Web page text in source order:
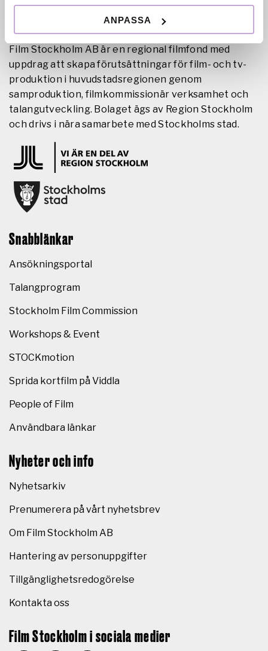
ANPASSA
Film Stockholm AB är en regional filmfond med
uppdrag att skapa förutsättningar för film- och tv-
produktion i huvudstadsregionen genom
samproduktion, filmkommissionär verksamhet och
talangutveckling. Bolaget ägs av Region Stockholm
och drivs i nära samarbete med Stockholms stad.
Snabblänkar
Ansökningsportal
Talangprogram
Stockholm Film Commission
Workshops & Event
STOCKmotion
Sprida kortfilm på Viddla
People of Film
Användbara länkar
Nyheter och info
Nyhetsarkiv
Prenumerera på vårt nyhetsbrev
Om Film Stockholm AB
Hantering av personuppgifter
Tillgänglighetsredogörelse
Kontakta oss
Film Stockholm i sociala medier